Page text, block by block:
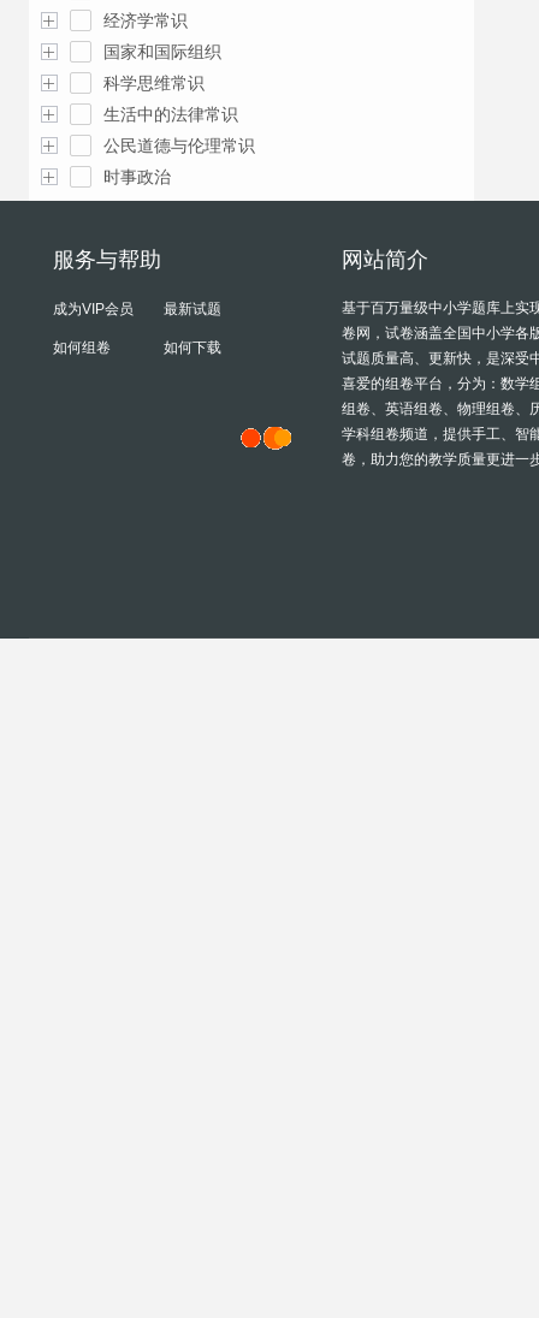
经济学常识
国家和国际组织
科学思维常识
生活中的法律常识
公民道德与伦理常识
时事政治
服务与帮助
成为VIP会员 最新试题
如何组卷 如何下载
网站简介
基于百万量级中小学题库上实
卷网，试卷涵盖全国中小学各
试题质量高、更新快，是深受
喜爱的组卷平台，分为：数学
组卷、英语组卷、物理组卷、
学科组卷频道，提供手工、智
卷，助力您的教学质量更进一